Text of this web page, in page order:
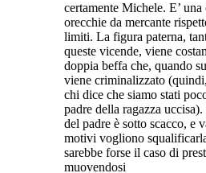
certamente Michele. E’
orecchie da mercante
limiti. La figura paterna,
queste vicende, viene
doppia beffa che, quando
viene criminalizzato
chi dice che siamo stati
padre della ragazza
del padre è sotto scacco, e
motivi vogliono
sarebbe forse il caso di
muovendosi